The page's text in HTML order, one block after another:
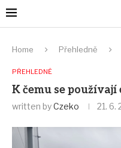
Home Přehledně
PŘEHLEDNĚ
K čemu se
written byCzeko 21. 6.